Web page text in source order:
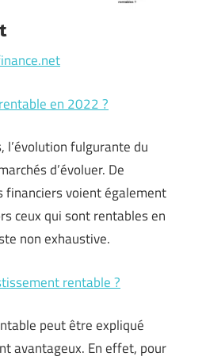
en 2022 ?
l’évolution fulgurante du
d’évoluer. De
financiers voient également
ceux qui sont rentables en
non exhaustive.
rentable ?
peut être expliqué
avantageux. En effet, pour